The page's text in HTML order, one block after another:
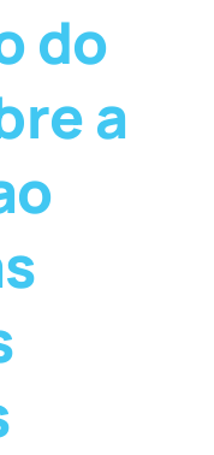
do
a